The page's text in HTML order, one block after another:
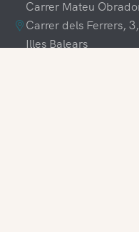
Carrer Mateu
Carrer dels Ferrers,
Illes Balears